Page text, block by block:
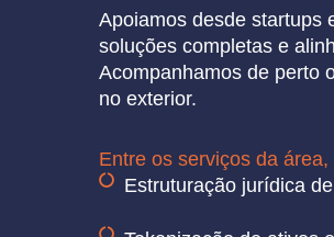
Apoiamos desde startups
soluções completas e
Acompanhamos de perto
no exterior.
Entre os serviços da
Estruturação jurídica